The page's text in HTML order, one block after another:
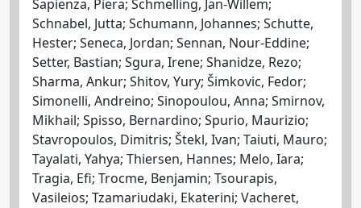
Sapienza, Piera; Schmelling, Jan-Willem;
Schnabel, Jutta; Schumann, Johannes; Schutte,
Hester; Seneca, Jordan; Sennan, Nour-Eddine;
Setter, Bastian; Sgura, Irene; Shanidze, Rezo;
Sharma, Ankur; Shitov, Yury; Šimkovic, Fedor;
Simonelli, Andreino; Sinopoulou, Anna; Smirnov,
Mikhail; Spisso, Bernardino; Spurio, Maurizio;
Stavropoulos, Dimitris; Štekl, Ivan; Taiuti, Mauro;
Tayalati, Yahya; Thiersen, Hannes; Melo, Iara;
Tragia, Efi; Trocme, Benjamin; Tsourapis,
Vasileios; Tzamariudaki, Ekaterini; Vacheret,